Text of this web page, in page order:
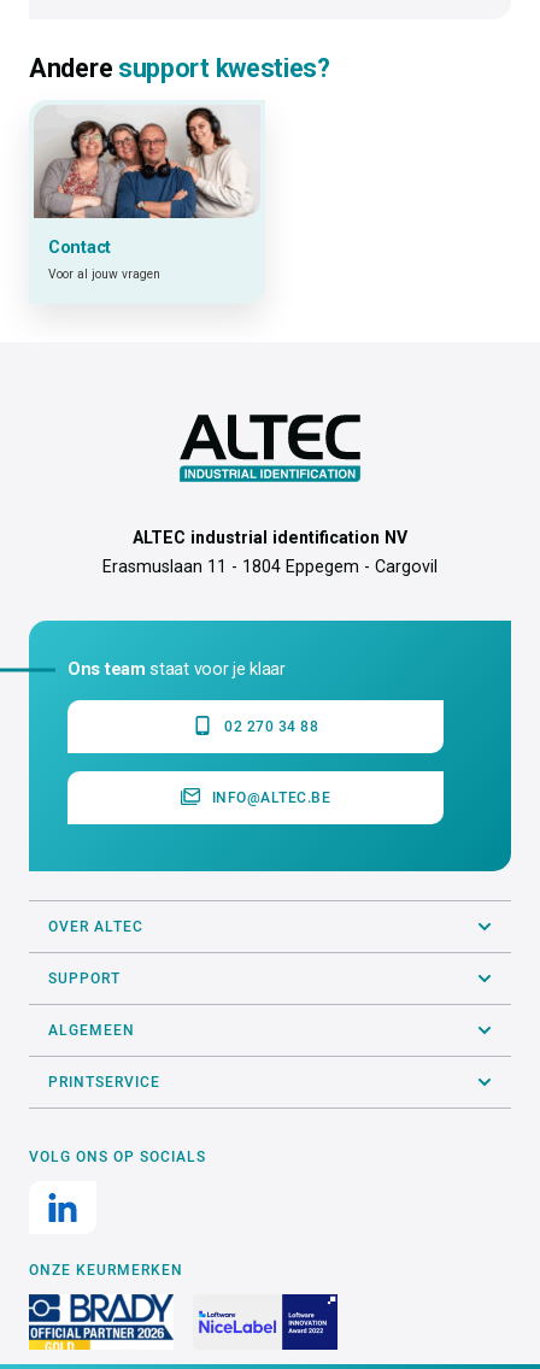
Andere support kwesties?
Contact
Voor al jouw vragen
ALTEC industrial identification NV
Erasmuslaan 11 - 1804 Eppegem - Cargovil
Ons team staat voor je klaar
02 270 34 88
INFO@ALTEC.BE
OVER ALTEC
SUPPORT
ALGEMEEN
PRINTSERVICE
VOLG ONS OP SOCIALS
ONZE KEURMERKEN